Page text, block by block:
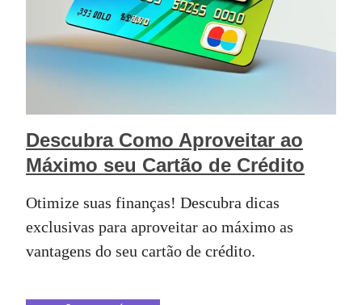
Descubra Como Aproveitar ao
Máximo seu Cartão de Crédito
Otimize suas finanças! Descubra dicas
exclusivas para aproveitar ao máximo as
vantagens do seu cartão de crédito.